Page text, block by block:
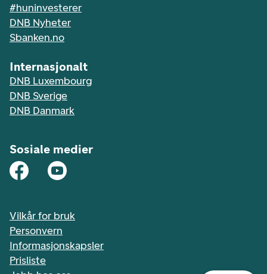
#huninvesterer
DNB Nyheter
Sbanken.no
Internasjonalt
DNB Luxembourg
DNB Sverige
DNB Danmark
Sosiale medier
Vilkår for bruk
Personvern
Informasjonskapsler
Prisliste